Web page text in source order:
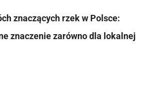
znaczących rzek w Polsce:
znaczenie zarówno dla lokalnej